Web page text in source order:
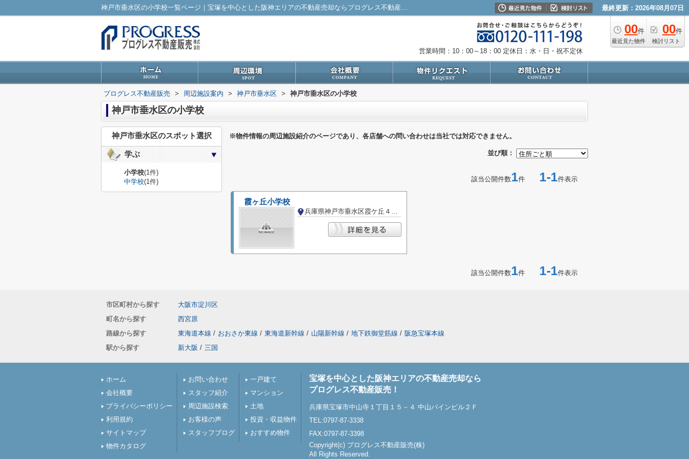
神戸市垂水区の小学校一覧ページ｜宝塚を中心とした阪神エリアの不動産売却ならプログレス不動産販売！ 最終更新：2026年08月07日
00件
最近見た物件
00件
検討リスト
営業時間：10：00～18：00 定休日：水・日・祝不定休
プログレス不動産販売 > 周辺施設案内 > 神戸市垂水区 > 神戸市垂水区の小学校
神戸市垂水区の小学校
※物件情報の周辺施設紹介のページであり、各店舗への問い合わせは当社では対応できません。
並び順：
該当公開件数1件 1-1件表示
霞ヶ丘小学校
兵庫県神戸市垂水区霞ケ丘４丁目
該当公開件数1件 1-1件表示
神戸市垂水区のスポット選択
学ぶ
小学校(1件)
中学校(1件)
市区町村から探す
大阪市淀川区
町名から探す
西宮原
路線から探す
東海道本線 / おおさか東線 / 東海道新幹線 / 山陽新幹線 / 地下鉄御堂筋線 / 阪急宝塚本線
駅から探す
新大阪 / 三国
ホーム
会社概要
プライバシーポリシー
利用規約
サイトマップ
物件カタログ
お問い合わせ
スタッフ紹介
周辺施設検索
お客様の声
スタッフブログ
一戸建て
マンション
土地
投資・収益物件
おすすめ物件
宝塚を中心とした阪神エリアの不動産売却なら
プログレス不動産販売！
兵庫県宝塚市中山寺１丁目１５－４ 中山パインビル２Ｆ
TEL:0797-87-3338
FAX:0797-87-3398
Copyright(c) プログレス不動産販売(株)
All Rights Reserved.